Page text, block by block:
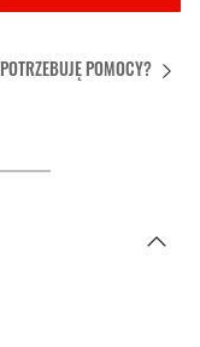
POTRZEBUJĘ POMOCY?